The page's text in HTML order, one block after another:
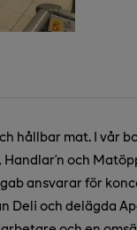
hållbar mat. I vår
och
ansvarar för
och delägda